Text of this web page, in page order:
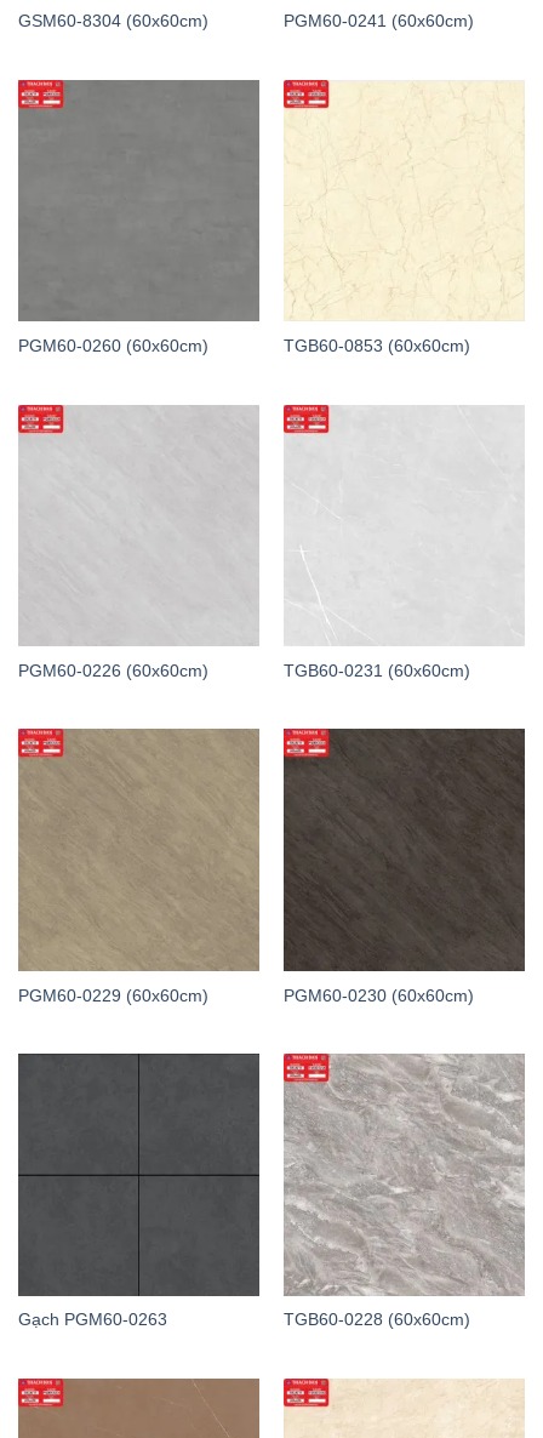
GSM60-8304 (60x60cm) PGM60-0241 (60x60cm)
PGM60-0260 (60x60cm) TGB60-0853 (60x60cm)
PGM60-0226 (60x60cm) TGB60-0231 (60x60cm)
PGM60-0229 (60x60cm) PGM60-0230 (60x60cm)
Gạch PGM60-0263 TGB60-0228 (60x60cm)